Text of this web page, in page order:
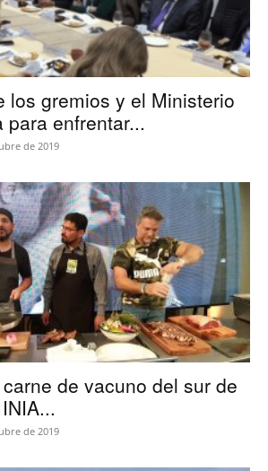
los gremios y el Ministerio
enfrentar...
de 2019
de vacuno del sur de
de 2019